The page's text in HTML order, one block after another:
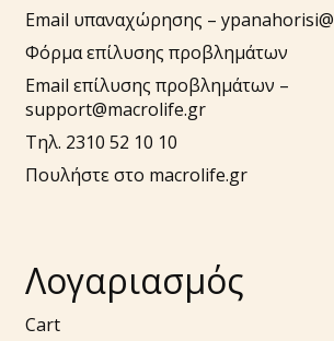
Email υπαναχώρησης –
Φόρμα επίλυσης προβλημάτων
Email επίλυσης προβλημάτων –
support@macrolife.gr
Τηλ. 2310 52 10 10
Πουλήστε στο macrolife.gr
Λογαριασμός
Cart